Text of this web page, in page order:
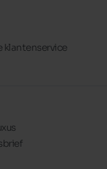
klantenservice